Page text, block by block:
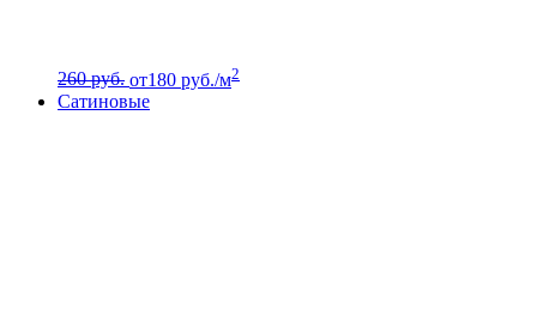
260 руб. от180 руб./м2
Сатиновые